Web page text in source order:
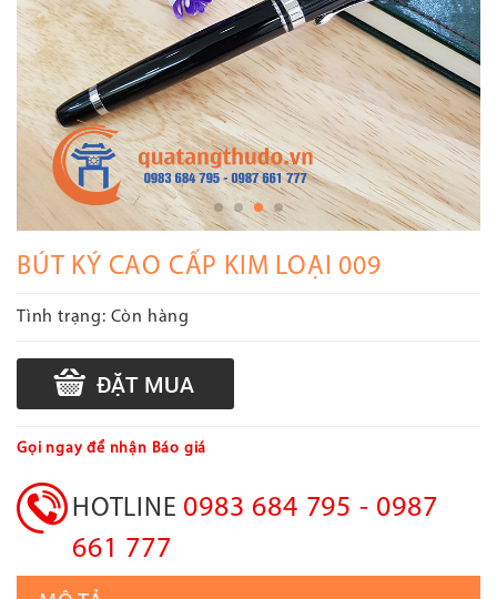
BÚT KÝ CAO CẤP KIM LOẠI 009
Tình trạng: Còn hàng
Gọi ngay để nhận Báo giá
HOTLINE 0983 684 795 - 0987
661 777